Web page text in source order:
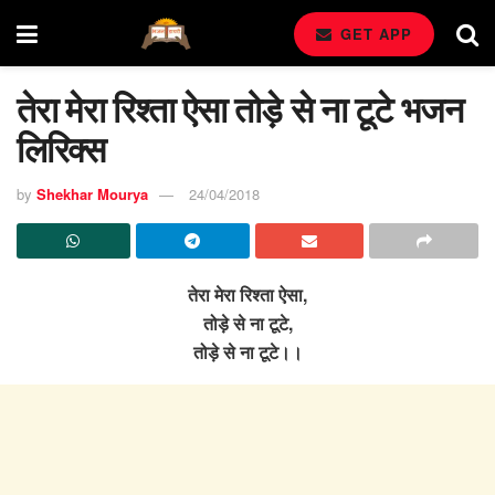
GET APP
तेरा मेरा रिश्ता ऐसा तोड़े से ना टूटे भजन
लिरिक्स
by Shekhar Mourya 24/04/2018
तेरा मेरा रिश्ता ऐसा,
तोड़े से ना टूटे,
तोड़े से ना टूटे।।